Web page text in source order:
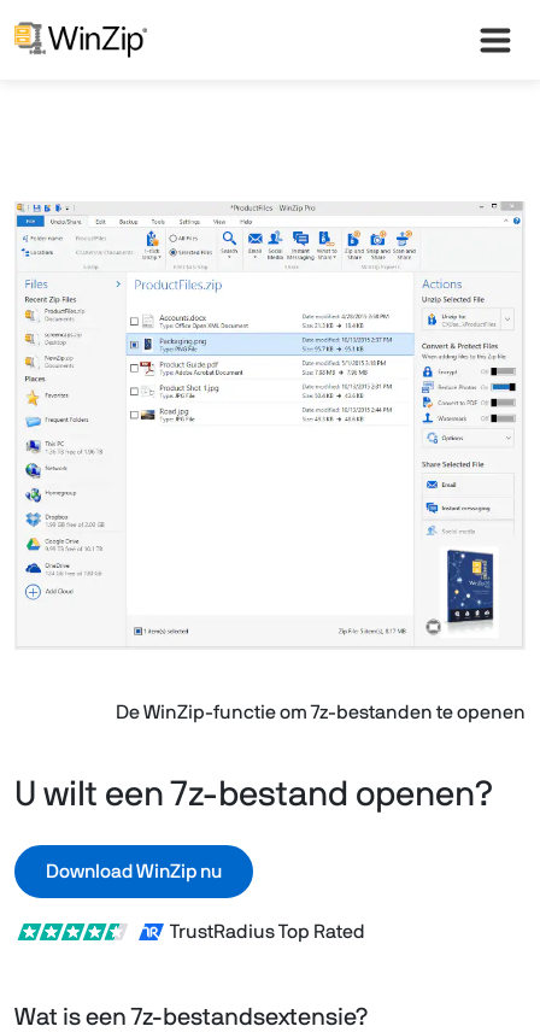
De WinZip-functie om 7z-bestanden te openen
U wilt een 7z-bestand openen?
Download WinZip nu
TrustRadius Top Rated
Wat is een 7z-bestandsextensie?